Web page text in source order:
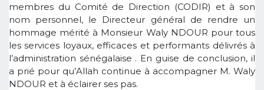
membres du Comité de Direction (CODIR) et à son
nom personnel, le Directeur général de rendre un
hommage mérité à Monsieur Waly NDOUR pour tous
les services loyaux, efficaces et performants délivrés à
l’administration sénégalaise . En guise de conclusion, il
a prié pour qu’Allah continue à accompagner M. Waly
NDOUR et à éclairer ses pas.